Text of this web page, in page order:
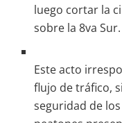
luego cortar la
sobre la 8va Sur.
Este acto
flujo de tráfico,
seguridad de